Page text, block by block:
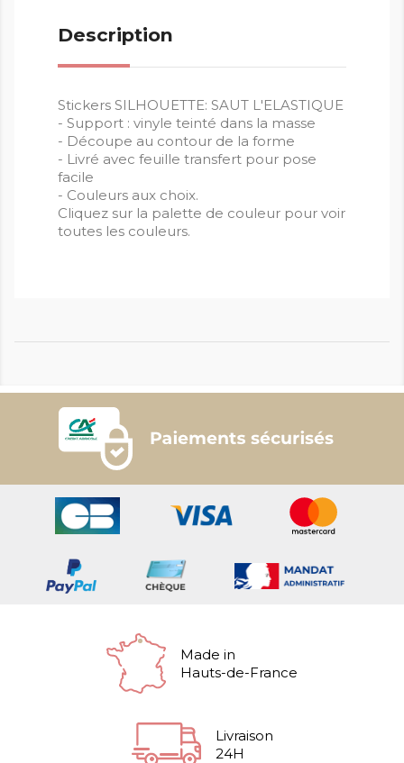
Description
Stickers SILHOUETTE: SAUT L'ELASTIQUE
- Support : vinyle teinté dans la masse
- Découpe au contour de la forme
- Livré avec feuille transfert pour pose
facile
- Couleurs aux choix.
Cliquez sur la palette de couleur pour voir
toutes les couleurs.
Made in
Hauts-de-France
Livraison
24H